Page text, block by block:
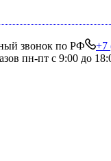
звонок по РФ +7
пн-пт с 9:00 до